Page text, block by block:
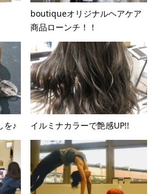
boutiqueオリジナルヘアケア
商品ローンチ！！
を♪ イルミナカラーで艶感UP!!